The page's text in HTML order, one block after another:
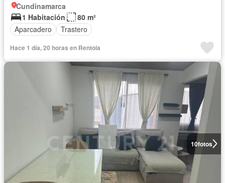
Cundinamarca
1 Habitación
80 m²
Aparcadero
Trastero
Hace 1 día, 20 horas en Rentola
10fotos